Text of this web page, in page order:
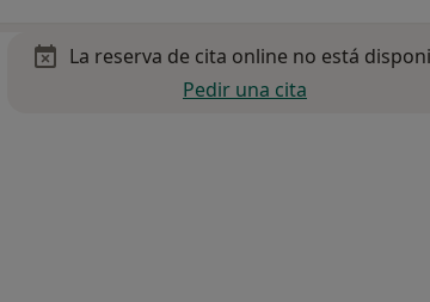
La reserva de cita online no está
Pedir una cita